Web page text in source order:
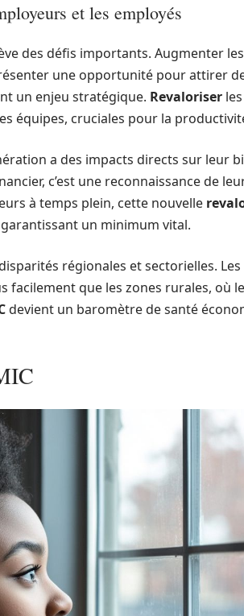
et les employés
des défis importants. Augmenter les
une opportunité pour attirer
un enjeu stratégique. Revaloriser les
équipes, cruciales pour la
a des impacts directs sur leur
c’est une reconnaissance de
à temps plein, cette nouvelle
un minimum vital.
régionales et sectorielles.
facilement que les zones rurales, où
devient un baromètre de santé